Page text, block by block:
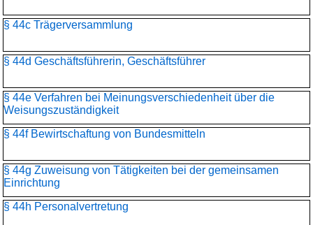
§ 44c Trägerversammlung
§ 44d Geschäftsführerin, Geschäftsführer
§ 44e Verfahren bei Meinungsverschiedenheit über die
Weisungszuständigkeit
§ 44f Bewirtschaftung von Bundesmitteln
§ 44g Zuweisung von Tätigkeiten bei der gemeinsamen
Einrichtung
§ 44h Personalvertretung